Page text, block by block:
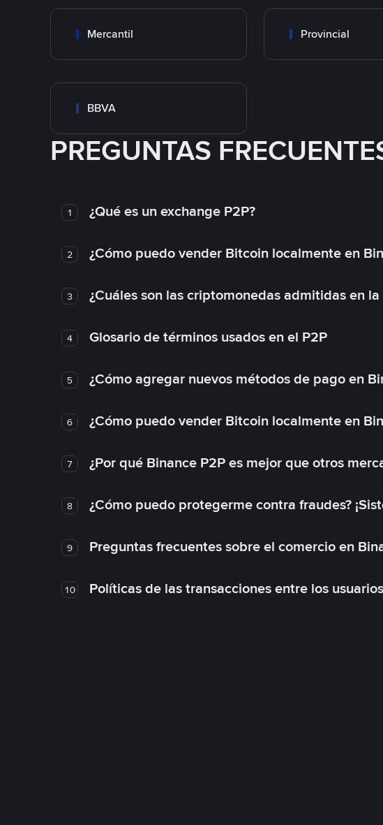
Mercantil Provincial
BBVA
PREGUNTAS
1 ¿Qué es un exchange P2P?
2 ¿Cómo puedo vender Bitcoin localmente en
3 ¿Cuáles son las criptomonedas admitidas en
4 Glosario de términos usados en el P2P
5 ¿Cómo agregar nuevos métodos de pago en
6 ¿Cómo puedo vender Bitcoin localmente en
7 ¿Por qué Binance P2P es mejor que otros
8 ¿Cómo puedo protegerme contra fraudes?
9 Preguntas frecuentes sobre el comercio en
10 Políticas de las transacciones entre los